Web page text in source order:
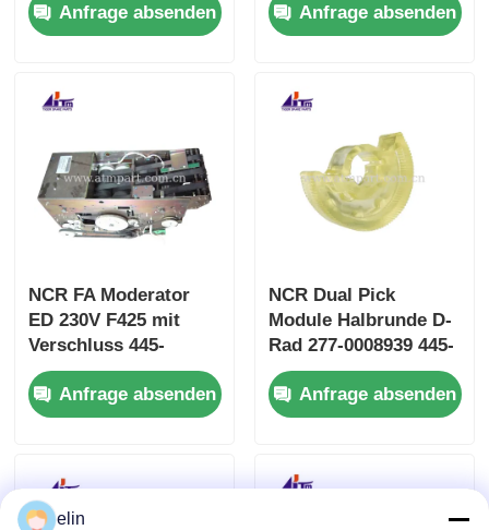
0765159 4450765159
Anfrage absenden
Anfrage absenden
NCR FA Moderator
ED 230V F425 mit
Verschluss 445-
0647862 4450647862
Anfrage absenden
NCR Dual Pick
Module Halbrunde D-
Rad 277-0008939 445-
0737509 445-0592170
Anfrage absenden
elin